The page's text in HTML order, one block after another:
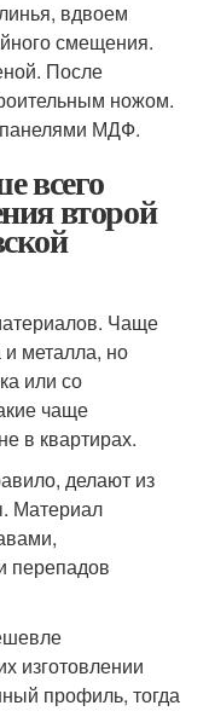
вдвоем
смещения.
После
ножом.
панелями МДФ.
всего
второй
Чаще
и металла, но
или со
чаще
в квартирах.
делают из
Материал
перепадов
изготовлении
профиль, тогда